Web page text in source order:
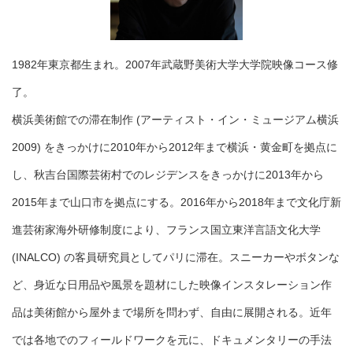
1982年東京都生まれ。​​2007年武蔵野美術大学大学院映像コース修
了。
横浜美術館での滞在制作 (アーティスト・イン・ミュージアム横浜
2009) をきっかけに2010年から2012年まで横浜・黄金町を拠点に
し、秋吉台国際芸術村でのレジデンスをきっかけに2013年から
2015年まで山口市を拠点にする。2016年から2018年まで文化庁新
進芸術家海外研修制度により、フランス国立東洋言語文化大学
(INALCO) の客員研究員としてパリに滞在。スニーカーやボタンな
ど、身近な日用品や風景を題材にした映像インスタレーション作
品は美術館から屋外まで場所を問わず、自由に展開される。近年
では各地でのフィールドワークを元に、ドキュメンタリーの手法